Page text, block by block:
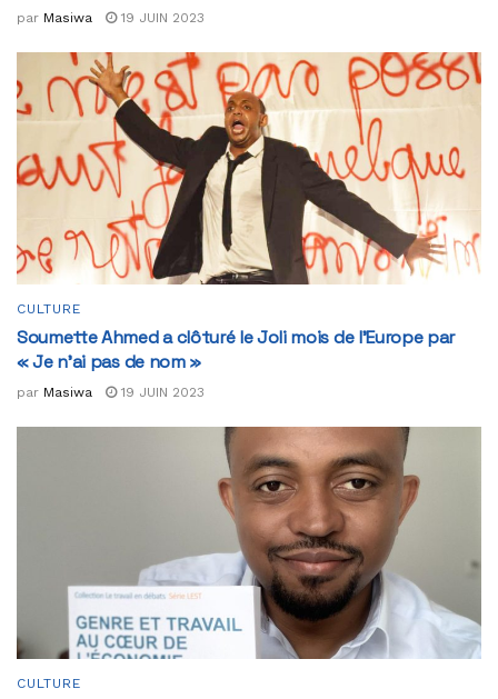
par Masiwa 19 JUIN 2023
CULTURE
Soumette Ahmed a clôturé le Joli mois de l’Europe par
« Je n’ai pas de nom »
par Masiwa 19 JUIN 2023
CULTURE